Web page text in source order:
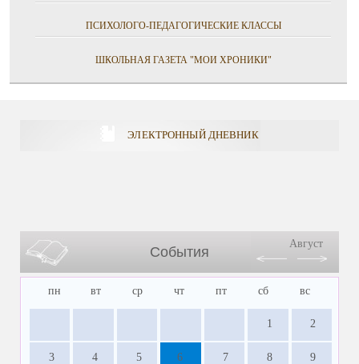
ПСИХОЛОГО-ПЕДАГОГИЧЕСКИЕ КЛАССЫ
ШКОЛЬНАЯ ГАЗЕТА "МОИ ХРОНИКИ"
ЭЛЕКТРОННЫЙ ДНЕВНИК
События
Август
пн вт ср чт пт сб вс
1 2
3 4 5 6 7 8 9